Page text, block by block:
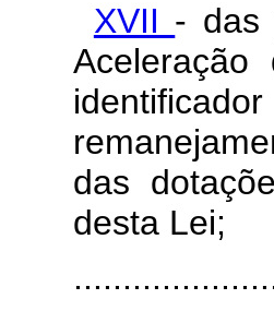
XVII - das
das
desta Lei;